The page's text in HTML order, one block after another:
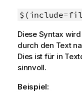
Diese Syntax
durch den Text
Dies ist für in
sinnvoll.
Beispiel: